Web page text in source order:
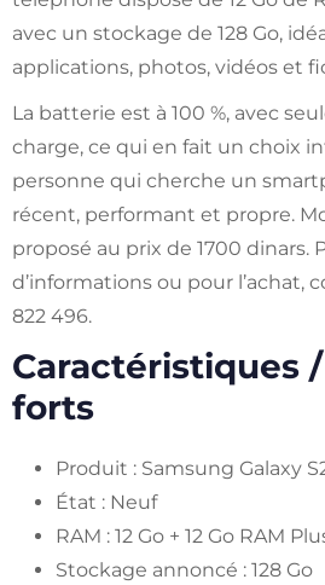
avec un stockage de 128 Go,
applications, photos, vidéos et
La batterie est à 100 %, avec
charge, ce qui en fait un choix
personne qui cherche un
récent, performant et propre.
proposé au prix de 1700 dinars.
d’informations ou pour l’achat,
822 496.
Caractéristiques
forts
Produit : Samsung Galaxy
État : Neuf
RAM : 12 Go + 12 Go RAM
Stockage annoncé : 128 Go